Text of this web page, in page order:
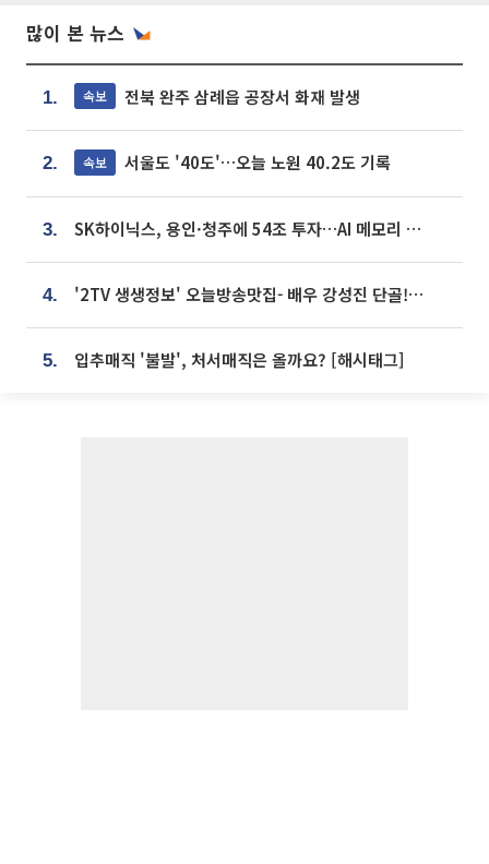
많이 본 뉴스
1. 속보 전북 완주 삼례읍 공장서 화재 발생
2. 속보 서울도 '40도'…오늘 노원 40.2도 기록
3. SK하이닉스, 용인·청주에 54조 투자…AI 메모리 생산기지 키운다
4. '2TV 생생정보' 오늘방송맛집- 배우 강성진 단골! 쌀국수ㆍ푸팟퐁 커리 맛집 '블○○○'
5. 입추매직 '불발', 처서매직은 올까요? [해시태그]